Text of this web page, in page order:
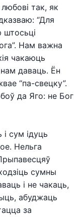
так, як
“Для
штосьці
Нам важна
чакаюць
даваць. Ён
“па-свецку”.
да Яго: не Бог
сум ідуць
Нельга
сумны
і не чакаць,
абуджаць
за